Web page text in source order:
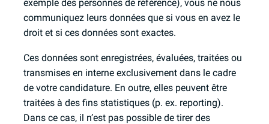
exemple des personnes de référence), vous ne nous
communiquez leurs données que si vous en avez le
droit et si ces données sont exactes.
Ces données sont enregistrées, évaluées, traitées ou
transmises en interne exclusivement dans le cadre
de votre candidature. En outre, elles peuvent être
traitées à des fins statistiques (p. ex. reporting).
Dans ce cas, il n’est pas possible de tirer des